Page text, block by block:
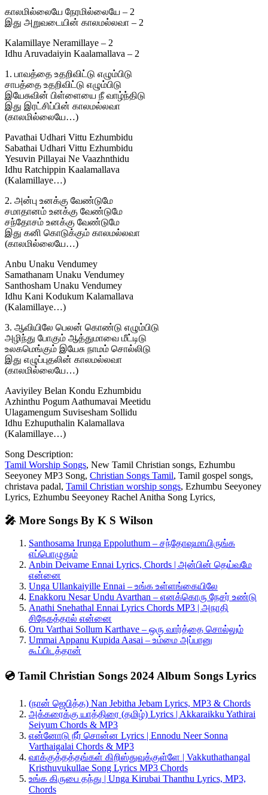
காலமில்லையே நேரமில்லையே – 2
இது அறுவடையின் காலமல்லவா – 2
Kalamillaye Neramillaye – 2
Idhu Aruvadaiyin Kaalamallava – 2
1. பாவத்தை உதறிவிட்டு எழும்பிடு
சாபத்தை உதறிவிட்டு எழும்பிடு
இயேசுவின் பிள்ளையை நீ வாழ்ந்திடு
இது இரட்சிப்பின் காலமல்லவா
(காலமில்லையே…)
Pavathai Udhari Vittu Ezhumbidu
Sabathai Udhari Vittu Ezhumbidu
Yesuvin Pillayai Ne Vaazhnthidu
Idhu Ratchippin Kaalamallava
(Kalamillaye…)
2. அன்பு உனக்கு வேண்டுமே
சமாதானம் உனக்கு வேண்டுமே
சந்தோசம் உனக்கு வேண்டுமே
இது கனி கொடுக்கும் காலமல்லவா
(காலமில்லையே…)
Anbu Unaku Vendumey
Samathanam Unaku Vendumey
Santhosham Unaku Vendumey
Idhu Kani Kodukum Kalamallava
(Kalamillaye…)
3. ஆவியிலே பெலன் கொண்டு எழும்பிடு
அழிந்து போகும் ஆத்துமாவை மீட்டிடு
உலகமெங்கும் இயேசு நாமம் சொல்லிடு
இது எழுப்புதலின் காலமல்லவா
(காலமில்லையே…)
Aaviyiley Belan Kondu Ezhumbidu
Azhinthu Pogum Aathumavai Meetidu
Ulagamengum Suvisesham Sollidu
Idhu Ezhuputhalin Kalamallava
(Kalamillaye…)
Song Description:
Tamil Worship Songs, New Tamil Christian songs, Ezhumbu
Seeyoney MP3 Song, Christian Songs Tamil, Tamil gospel songs,
christava padal, Tamil Christian worship songs, Ezhumbu Seeyoney
Lyrics, Ezhumbu Seeyoney Rachel Anitha Song Lyrics,
🎤 More Songs By K S Wilson
Santhosama Irunga Eppoluthum – சந்தோஷமாயிருங்க
எப்பொழுதும்
Anbin Deivame Ennai Lyrics, Chords | அன்பின் தெய்வமே
என்னை
Unga Ullankaiyille Ennai – உங்க உள்ளங்கையிலே
Enakkoru Nesar Undu Avarthan – எனக்கொரு நேசர் உண்டு
Anathi Snehathal Ennai Lyrics Chords MP3 | அநாதி
சிநேகத்தால் என்னை
Oru Varthai Sollum Karthave – ஒரு வார்த்தை சொல்லும்
Ummai Appanu Kupida Aasai – உம்மை அப்பானு
கூப்பிடத்தான்
💿 Tamil Christian Songs 2024 Album Songs Lyrics
(நான் ஜெபித்த) Nan Jebitha Jebam Lyrics, MP3 & Chords
அக்கரைக்கு யாத்திரை (தமிழ்) Lyrics | Akkaraikku Yathirai
Seiyum Chords & MP3
என்னோடு நீர் சொன்ன Lyrics | Ennodu Neer Sonna
Varthaigalai Chords & MP3
வாக்குத்தத்தங்கள் கிறிஸ்துவுக்குள்ளே | Vakkuthathangal
Kristhuvukullae Song Lyrics MP3 Chords
உங்க கிருபை தந்து | Unga Kirubai Thanthu Lyrics, MP3,
Chords